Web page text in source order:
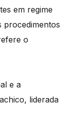
em regime
procedimentos
o
e a
liderada